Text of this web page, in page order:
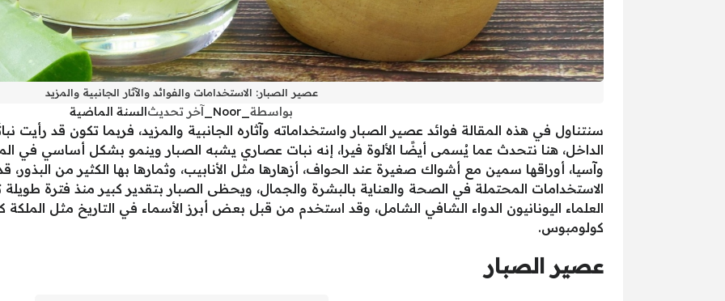
عصير الصبار: الاستخدامات والفوائد والآثار الجانبية والمزيد
بواسطة آخر تحديثالسنة الماضية
سنتناول في هذه المقالة فوائد عصير الصبار واستخداماته وآثاره الجانبية والمزيد، فربما تكون قد رأيت
الداخل، هنا نتحدث عما يُسمى أيضًا الألوة فيرا، إنه نبات عصاري يشبه الصبار وينمو بشكل أساسي في
وآسيا، أوراقها سمين مع أشواك صغيرة عند الحواف، أزهارها مثل الأنابيب، وثمارها بها الكثير من
العلماء اليونانيون الدواء الشافي الشامل، وقد استخدم من قبل بعض أبرز الأسماء في التاريخ مثل الملكة
كولومبوس.
عصير الصبار